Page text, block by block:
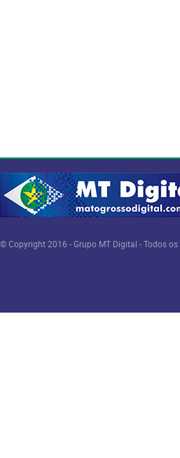
© Copyright 2016 - Grupo MT Digital - Todos